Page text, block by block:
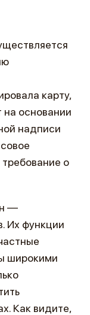
карту,
на основании
надписи
о
—
Их функции
широкими
Как видите,